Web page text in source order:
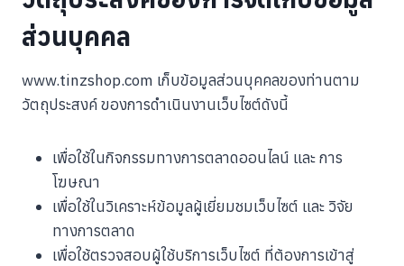
ส่วนบุคคล
www.tinzshop.com เก็บข้อมูลส่วนบุคคลของท่านตาม
วัตถุประสงค์ ของการดำเนินงานเว็บไซต์ดังนี้
เพื่อใช้ในกิจกรรมทางการตลาดออนไลน์ และ การ
โฆษณา
เพื่อใช้ในวิเคราะห์ข้อมูลผู้เยี่ยมชมเว็บไซต์ และ วิจัย
ทางการตลาด
เพื่อใช้ตรวจสอบผู้ใช้บริการเว็บไซต์ ที่ต้องการเข้าสู่